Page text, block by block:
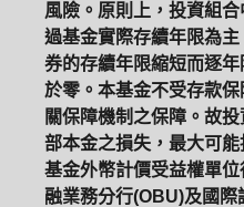
風險。原則上，投資組
過基金實際存續年限為
券的存續年限縮短而逐
於零。本基金不受存款
關保障機制之保障。故
部本金之損失，最大可
基金外幣計價受益權單
融業務分行(OBU)及國